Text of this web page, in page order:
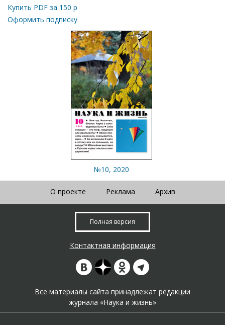
Купить PDF за 150 р
Оформить подписку
№10, 2020
О проекте Реклама Архив
Полная версия
Контактная информация
Все материалы сайта принадлежат редакции
журнала «Наука и жизнь»